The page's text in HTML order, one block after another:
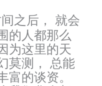
之后， 就会
的人都那么
为这里的天
莫测， 总能
富的谈资。